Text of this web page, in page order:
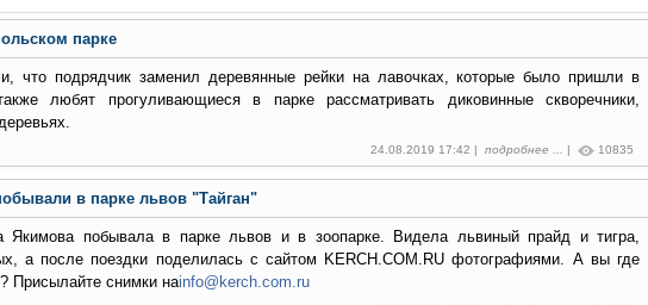
парке
что подрядчик заменил деревянные рейки на лавочках, которые было пришли в
любят прогуливающиеся в парке рассматривать диковинные скворечники,
24.08.2019 17:42 | подробнее ... | 10835
в парке львов "Тайган"
Якимова побывала в парке львов и в зоопарке. Видела львиный прайд и тигра,
а после поездки поделилась с сайтом KERCH.COM.RU фотографиями. А вы где
Присылайте снимки наinfo@kerch.com.ru